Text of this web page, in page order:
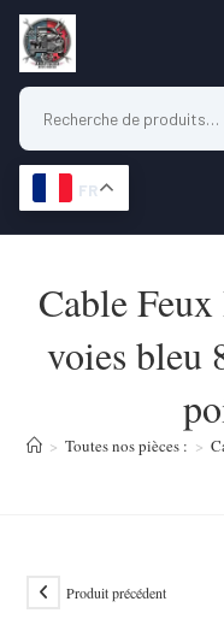
FR
contentCable
voies bleu
> Toutes nos pièces : >
Produit précédent